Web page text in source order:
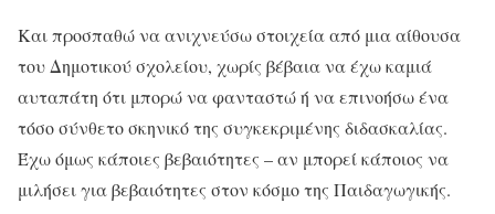
Και προσπαθώ να ανιχνεύσω στοιχεία από μια αίθουσα
του Δημοτικού σχολείου, χωρίς βέβαια να έχω καμιά
αυταπάτη ότι μπορώ να φανταστώ ή να επινοήσω ένα
τόσο σύνθετο σκηνικό της συγκεκριμένης διδασκαλίας.
Έχω όμως κάποιες βεβαιότητες – αν μπορεί κάποιος να
μιλήσει για βεβαιότητες στον κόσμο της Παιδαγωγικής.